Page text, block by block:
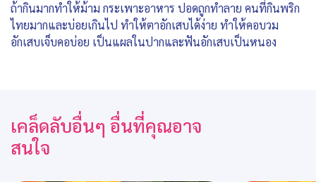
ถ้ากินมากทำให้ม้าม กระเพาะอาหาร ปอดถูกทำลาย คนที่กินพริก
ไทยมากและบ่อยเกินไป ทำให้ตาอักเสบได้ง่าย ทำให้คอบวม
อักเสบเจ็บคอบ่อย เป็นแผลในปากและฟันอักเสบเป็นหนอง
เคล็ดลับอื่นๆ อื่นที่คุณอาจ
สนใจ